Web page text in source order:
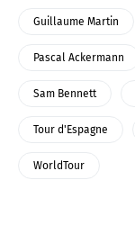
Guillaume Martin
Pascal Ackermann
Sam Bennett
Tour d'Espagne
WorldTour